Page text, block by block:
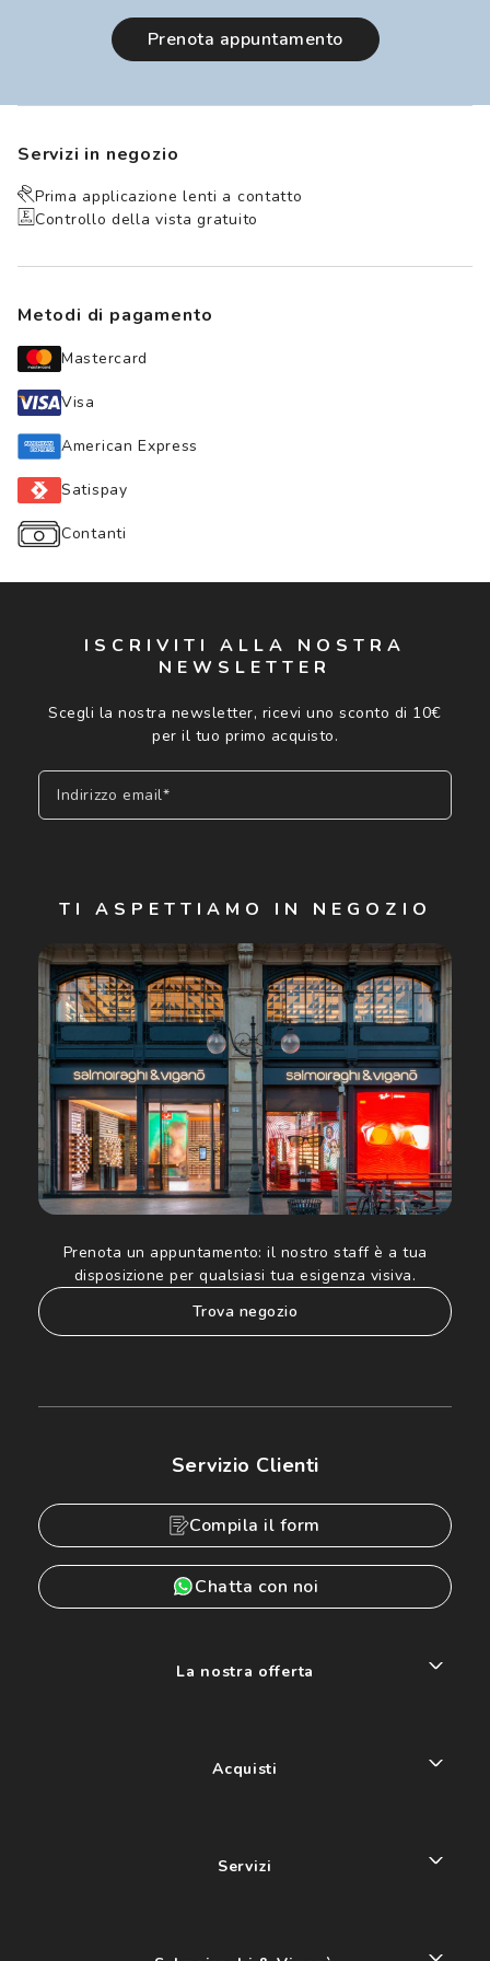
prenota appuntamento
Servizi in negozio
Prima applicazione lenti a contatto
Controllo della vista gratuito
Metodi di pagamento
Mastercard
Satispay
Visa
Contanti
American Express
ISCRIVITI ALLA NOSTRA
NEWSLETTER
Scegli la nostra newsletter, ricevi uno sconto di 10€
per il tuo primo acquisto.
Indirizzo email*
Cliccando su "Iscriviti", confermo di avere più di 16 anni e
acconsento all'utilizzo dei miei Dati Personali da parte di
Luxottica Group S.p.A. per l'invio di offerte speciali, novità
ed altre comunicazioni di carattere pubblicitario (consultare
Informativa sulla privacyper ulteriori informazioni).
TI ASPETTIAMO IN NEGOZIO
Prenota un appuntamento: il nostro staff è a tua
disposizione per qualsiasi tua esigenza visiva.
trova negozio
Servizio Clienti
Compila il form
Chatta con noi
La nostra offerta
Acquisti
Servizi